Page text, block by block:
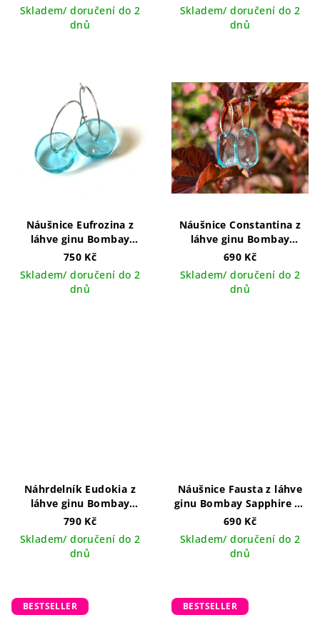
Skladem/ doručení do 2
dnů
Skladem/ doručení do 2
dnů
Náušnice Eufrozina z
láhve ginu Bombay
Sapphire se třpytkami
750 Kč
Skladem/ doručení do 2
dnů
Náušnice Constantina z
láhve ginu Bombay
Sapphire se třpytkami
ručně vyráběný šperk v
ČR
690 Kč
Skladem/ doručení do 2
dnů
Náhrdelník Eudokia z
láhve ginu Bombay
Sapphire se třpytkami
ručně vyráběný šperk v
ČR
790 Kč
Skladem/ doručení do 2
dnů
Náušnice Fausta z láhve
ginu Bombay Sapphire se
třpytkami
690 Kč
Skladem/ doručení do 2
dnů
BESTSELLER BESTSELLER